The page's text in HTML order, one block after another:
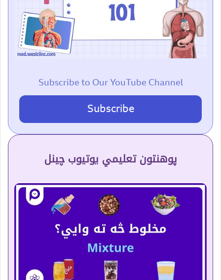
Subscribe to Our YouTube Channel
Subscribe
پوهنتون تعلیمي یوتیوب چینل